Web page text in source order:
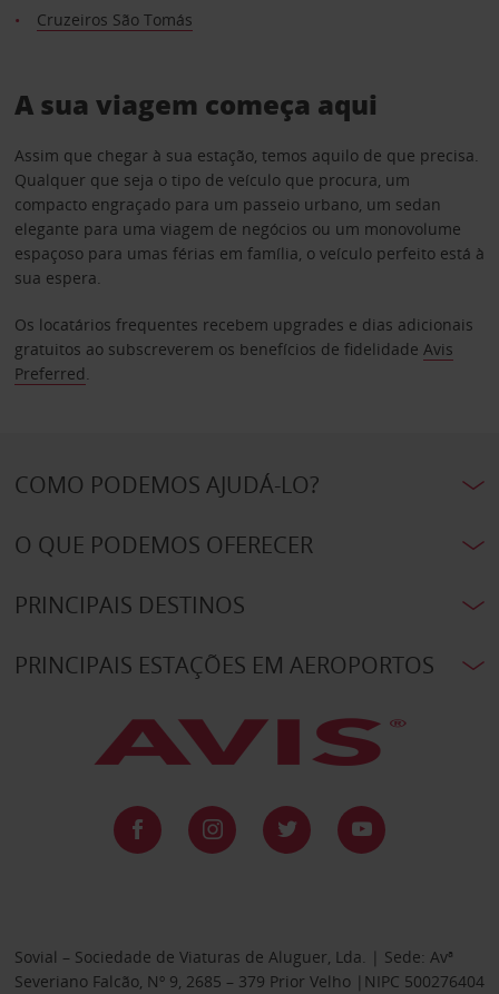
Cruzeiros São Tomás
A sua viagem começa aqui
Assim que chegar à sua estação, temos aquilo de que precisa.
Qualquer que seja o tipo de veículo que procura, um
compacto engraçado para um passeio urbano, um sedan
elegante para uma viagem de negócios ou um monovolume
espaçoso para umas férias em família, o veículo perfeito está à
sua espera.
Os locatários frequentes recebem upgrades e dias adicionais
gratuitos ao subscreverem os benefícios de fidelidade Avis
Preferred.
COMO PODEMOS AJUDÁ-LO?
O QUE PODEMOS OFERECER
PRINCIPAIS DESTINOS
PRINCIPAIS ESTAÇÕES EM AEROPORTOS
Sovial – Sociedade de Viaturas de Aluguer, Lda. | Sede: Avª
Severiano Falcão, Nº 9, 2685 – 379 Prior Velho |NIPC 500276404